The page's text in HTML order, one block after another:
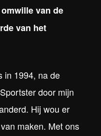
van de
van het
in 1994, na de
door mijn
Hij wou er
maken. Met ons